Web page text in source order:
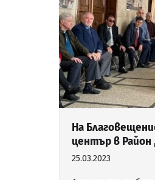
На
център в Район
25.03.2023